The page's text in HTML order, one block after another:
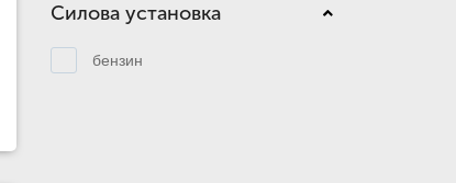
Силова установка
бензин